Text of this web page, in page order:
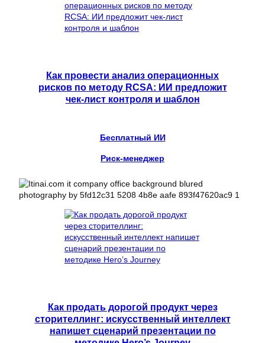
Как провести анализ операционных
рисков по методу RCSA: ИИ предложит
чек-лист контроля и шаблон
Бесплатный ИИ
Риск-менеджер
Как продать дорогой продукт через
сторителлинг: искусственный интеллект
напишет сценарий презентации по